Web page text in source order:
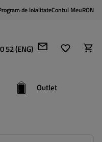
de loialitateContul MeuRON
52 (ENG)
Outlet